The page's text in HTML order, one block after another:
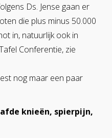
Ds. Jense gaan er
die plus minus 50.000
in, natuurlijk ook in
Conferentie, zie
nog maar een paar
knieën, spierpijn,